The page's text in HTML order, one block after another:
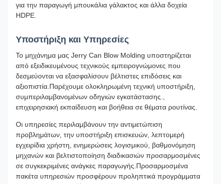
για την παραγωγή μπουκάλια γάλακτος και άλλα δοχεία
HDPE.
Υποστήριξη και Υπηρεσίες
Το μηχάνημα μας Jerry Can Blow Molding υποστηρίζεται
από εξειδικευμένους τεχνικούς εμπειρογνώμονες που
δεσμεύονται να εξασφαλίσουν βέλτιστες επιδόσεις και
αξιοπιστία.Παρέχουμε ολοκληρωμένη τεχνική υποστήριξη,
συμπεριλαμβανομένων οδηγιών εγκατάστασης.,
επιχειρησιακή εκπαίδευση και βοήθεια σε θέματα ρουτίνας.
Οι υπηρεσίες περιλαμβάνουν την αντιμετώπιση
προβλημάτων, την υποστήριξη επισκευών, λεπτομερή
εγχειρίδια χρήστη, ενημερώσεις λογισμικού, βαθμονόμηση
μηχανών και βελτιστοποίηση διαδικασιών προσαρμοσμένες
σε συγκεκριμένες ανάγκες παραγωγής.Προσαρμοσμένα
πακέτα υπηρεσιών προσφέρουν προληπτικά προγράμματα